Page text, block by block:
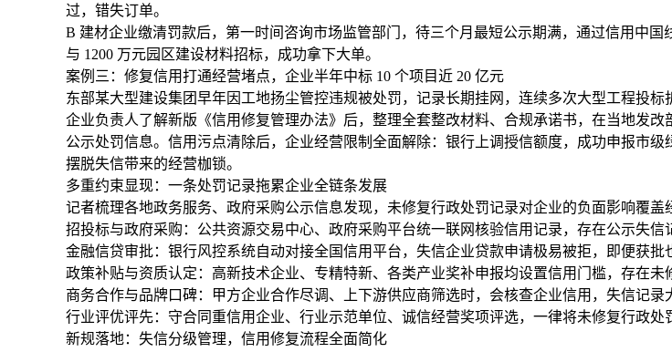
过，错失订单。
B 建材企业缴清罚款后，第一时间咨询市场监管部门，待三个月最短公示期满，通过信用中
与 1200 万元园区建设材料招标，成功拿下大单。
案例三：修复信用打通经营堵点，企业半年中标 10 个项目近 20 亿元
东部某大型建设集团早年因工地扬尘管控违规被处罚，记录长期挂网，连续多次大型工程投
企业负责人了解新版《信用修复管理办法》后，整理全套整改材料、合规承诺书，在当地发
公示处罚信息。信用污点清除后，企业经营限制全面解除：银行上调授信额度，成功申报市
摆脱失信带来的经营枷锁。
多重约束显现：一条处罚记录拖累企业全链条发展
记者梳理各地政务服务、政府采购公示信息发现，未修复行政处罚记录对企业的负面影响覆盖
招投标与政府采购 ：公共资源交易中心、政府采购平台统一联网核验信用记录，存在公示失信
金融信贷审批：银行风控系统自动对接全国信用平台，失信企业贷款申请极易被拒，即便获批
政策补贴与资质认定 ：高新技术企业、专精特新、各类产业奖补申报均设置信用门槛，存在未
商务合作与品牌口碑：甲方企业合作尽调、上下游供应商筛选时，会核查企业信用，失信记录
行业评优评先：守合同重信用企业、行业示范单位、诚信经营奖项评选，一律将未修复行政处
新规落地：失信分级管理，信用修复流程全面简化